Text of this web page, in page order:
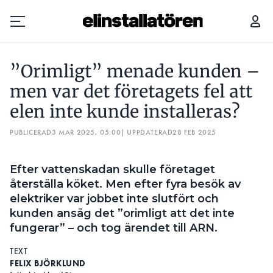
Prenumerera
Hantera prenumeration
Annonsera
Läs E-tidningen
Om tidningen
Kontakt
Personuppgifter
”Orimligt” menade kunden –
men var det företagets fel att
elen inte kunde installeras?
PUBLICERAD3 MAR 2025, 05:00| UPPDATERAD28 FEB 2025
Efter vattenskadan skulle företaget
återställa köket. Men efter fyra besök av
elektriker var jobbet inte slutfört och
kunden ansåg det ”orimligt att det inte
fungerar” – och tog ärendet till ARN.
TEXT
FELIX BJÖRKLUND